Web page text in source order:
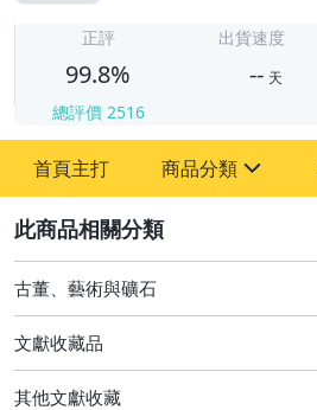
正評
99.8%
總評價 2516
出貨速度
-- 天
首頁主打 商品分類
古董、藝術與礦石
偶像、球員卡與郵幣
古董、藝術與礦石
文獻收藏品
其他文獻收藏